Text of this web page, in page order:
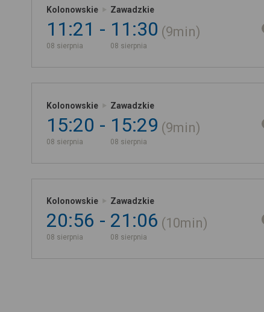
Kolonowskie Zawadzkie
11:21
08 sierpnia
11:30
08 sierpnia
9min
Kolonowskie Zawadzkie
15:20
08 sierpnia
15:29
08 sierpnia
9min
Kolonowskie Zawadzkie
20:56
08 sierpnia
21:06
08 sierpnia
10min